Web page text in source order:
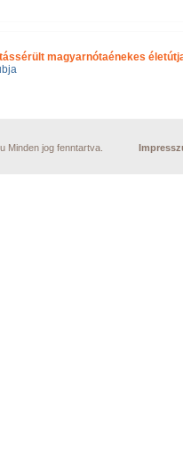
magyarnótaénekes
Minden jog fenntartva.